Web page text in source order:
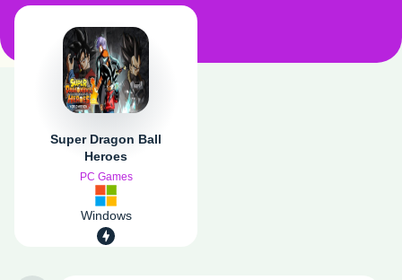
Super Dragon Ball
Heroes
PC Games
Windows